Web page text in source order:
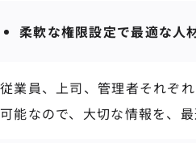
柔軟な権限設定で最適な人
従業員、上司、管理者それぞ
可能なので、大切な情報を、